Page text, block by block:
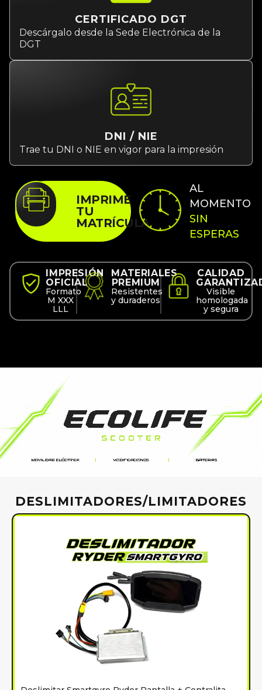
CERTIFICADO DGT
Descárgalo desde la Sede Electrónica de la
DGT
DNI / NIE
Trae tu DNI o NIE en vigor para la impresión
IMPRIME
TU
MATRÍCULA
AL
MOMENTO
SIN
ESPERAS
IMPRESIÓN
OFICIAL
Formato
M XXX
LLL
MATERIALES
PREMIUM
Resistentes
y duraderos
CALIDAD
Visible
homologada
y segura
DESLIMITADORES/LIMITADORES